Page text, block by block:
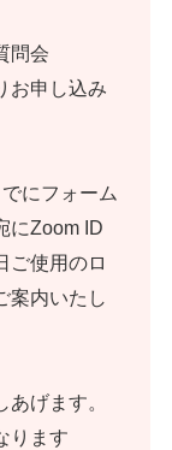
問会
お申し込み
にフォーム
にZoom ID
ご使用のロ
案内いたし
げます。
ります